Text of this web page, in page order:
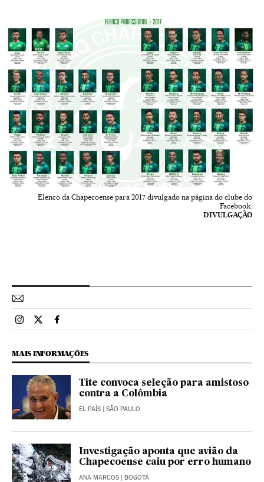
Elenco da Chapecoense para 2017 divulgado na página do clube do
Facebook.
DIVULGAÇÃO
Esportes El País Brasil en Instagram
Esportes El País Brasil en Twitter
Esportes El País Brasil en Facebook
MAIS INFORMAÇÕES
Tite convoca seleção para amistoso
contra a Colômbia
EL PAÍS | SÃO PAULO
Investigação aponta que avião da
Chapecoense caiu por erro humano
ANA MARCOS | BOGOTÁ